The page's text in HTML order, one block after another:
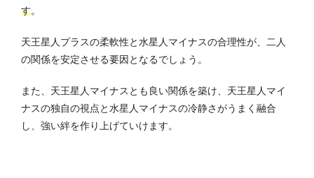
す。
天王星人プラスの柔軟性と水星人マイナスの合理性が、二人
の関係を安定させる要因となるでしょう。
また、天王星人マイナスとも良い関係を築け、天王星人マイ
ナスの独自の視点と水星人マイナスの冷静さがうまく融合
し、強い絆を作り上げていけます。